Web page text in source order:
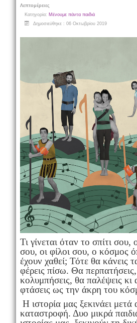
Λεπτομέρειες
Κατηγορία: Μένουμε πάντα παιδιά
Δημοσιεύθηκε : 06 Οκτωβρίου 2019
Τι γίνεται όταν το σπίτι σου,
σου, οι φίλοι σου, ο κόσμος
έχουν χαθεί; Τότε θα κάνεις
φέρεις πίσω. Θα
κολυμπήσεις, θα παλέψεις κι
φτάσεις ως την άκρη του
Η ιστορία μας ξεκινάει μετά
καταστροφή. Δυο μικρά